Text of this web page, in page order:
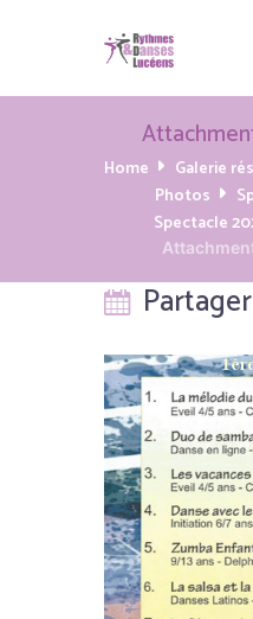
Home
Galerie
Photos
Spectacle